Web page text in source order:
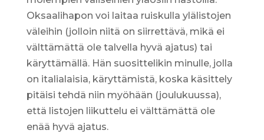
Oksaalihapon voi laitaa ruiskulla ylälistojen
väleihin (jolloin niitä on siirrettävä, mikä ei
välttämättä ole talvella hyvä ajatus) tai
käryttämällä. Hän suosittelikin minulle, jolla
on italialaisia, käryttämistä, koska käsittely
pitäisi tehdä niin myöhään (joulukuussa),
että listojen liikuttelu ei välttämättä ole
enää hyvä ajatus.